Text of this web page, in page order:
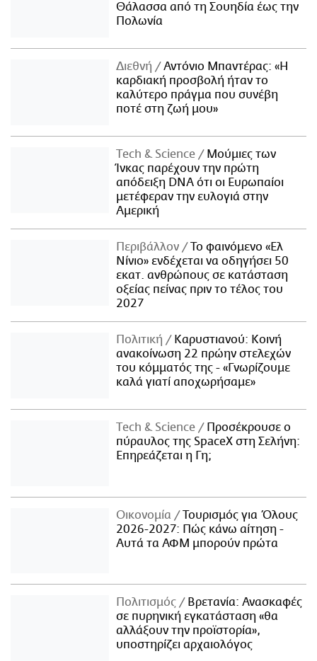
Θάλασσα από τη Σουηδία έως την
Πολωνία
Διεθνή
Αντόνιο Μπαντέρας: «Η
καρδιακή προσβολή ήταν το
καλύτερο πράγμα που συνέβη
ποτέ στη ζωή μου»
Τech & Science
Μούμιες των
Ίνκας παρέχουν την πρώτη
απόδειξη DNA ότι οι Ευρωπαίοι
μετέφεραν την ευλογιά στην
Αμερική
Περιβάλλον
Το φαινόμενο «Ελ
Νίνιο» ενδέχεται να οδηγήσει 50
εκατ. ανθρώπους σε κατάσταση
οξείας πείνας πριν το τέλος του
2027
Πολιτική
Καρυστιανού: Κοινή
ανακοίνωση 22 πρώην στελεχών
του κόμματός της - «Γνωρίζουμε
καλά γιατί αποχωρήσαμε»
Τech & Science
Προσέκρουσε ο
πύραυλος της SpaceX στη Σελήνη:
Επηρεάζεται η Γη;
Οικονομία
Τουρισμός για Όλους
2026-2027: Πώς κάνω αίτηση -
Αυτά τα ΑΦΜ μπορούν πρώτα
Πολιτισμός
Βρετανία: Ανασκαφές
σε πυρηνική εγκατάσταση «θα
αλλάξουν την προϊστορία»,
υποστηρίζει αρχαιολόγος